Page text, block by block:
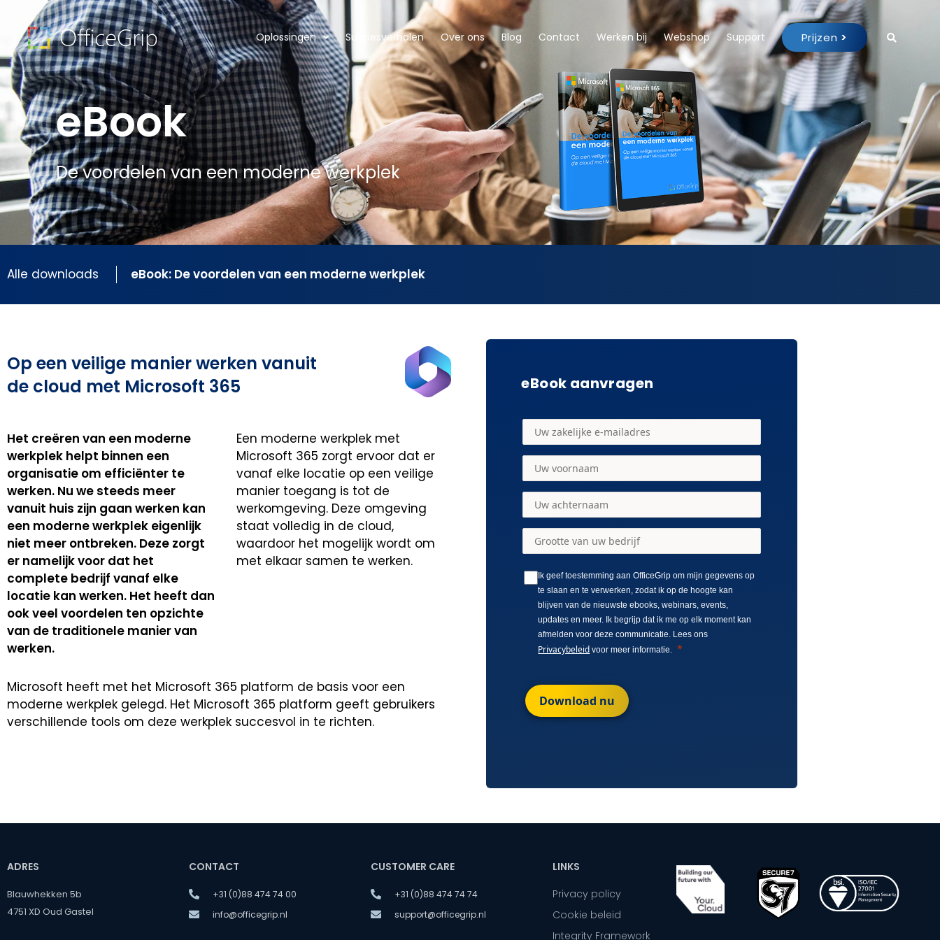
Oplossingen Succesverhalen Over ons Blog Contact Werken bij Webshop Support Prijzen >
eBook
De voordelen van een moderne werkplek
Alle downloads eBook: De voordelen van een moderne werkplek
Op een veilige manier werken vanuit
de cloud met Microsoft 365
Het creëren van een moderne
werkplek helpt binnen een
organisatie om efficiënter te
werken. Nu we steeds meer
vanuit huis zijn gaan werken kan
een moderne werkplek eigenlijk
niet meer ontbreken. Deze zorgt
er namelijk voor dat het
complete bedrijf vanaf elke
locatie kan werken. Het heeft dan
ook veel voordelen ten opzichte
van de traditionele manier van
werken.
Een moderne werkplek met
Microsoft 365 zorgt ervoor dat er
vanaf elke locatie op een veilige
manier toegang is tot de
werkomgeving. Deze omgeving
staat volledig in de cloud,
waardoor het mogelijk wordt om
met elkaar samen te werken.
Microsoft heeft met het Microsoft 365 platform de basis voor een
moderne werkplek gelegd. Het Microsoft 365 platform geeft gebruikers
verschillende tools om deze werkplek succesvol in te richten.
eBook aanvragen
Ik geef toestemming aan OfficeGrip om mijn gegevens op
te slaan en te verwerken, zodat ik op de hoogte kan
blijven van de nieuwste ebooks, webinars, events,
updates en meer. Ik begrijp dat ik me op elk moment kan
afmelden voor deze communicatie. Lees ons
Privacybeleid voor meer informatie.
Download nu
ADRES
Blauwhekken 5b
4751 XD Oud Gastel
CONTACT
+31 (0)88 474 74 00
info@officegrip.nl
CUSTOMER CARE
+31 (0)88 474 74 74
support@officegrip.nl
LINKS
Privacy policy
Cookie beleid
Integrity Framework